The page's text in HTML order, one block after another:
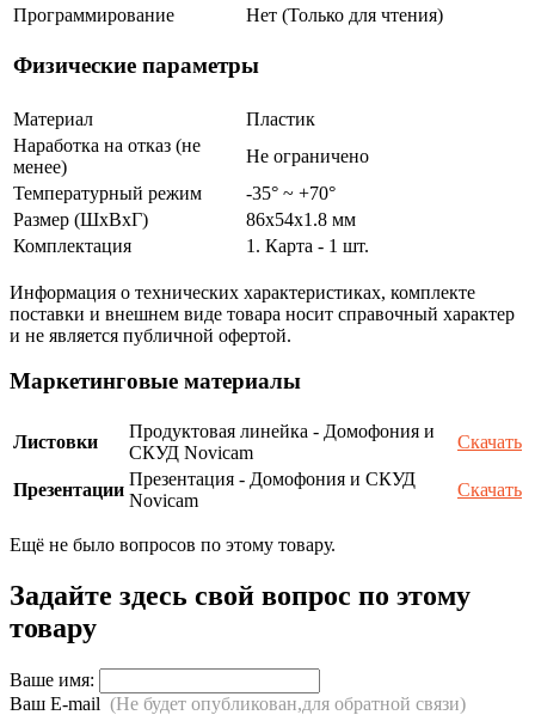
Программирование
Нет (Только для чтения)
Физические параметры
Материал
Пластик
Наработка на отказ (не
менее)
Не ограничено
Температурный режим
-35° ~ +70°
Размер (ШxВxГ)
86х54x1.8 мм
Комплектация
1. Карта - 1 шт.
Информация о технических характеристиках, комплекте
поставки и внешнем виде товара носит справочный характер
и не является публичной офертой.
Маркетинговые материалы
Листовки
Продуктовая линейка - Домофония и
СКУД Novicam
Скачать
Презентации
Презентация - Домофония и СКУД
Novicam
Скачать
Ещё не было вопросов по этому товару.
Задайте здесь свой вопрос по этому
товару
Ваше имя:
Ваш E-mail (Не будет опубликован,для обратной связи)